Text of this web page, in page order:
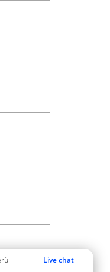
Live chat